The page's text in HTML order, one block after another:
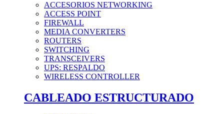
ACCESORIOS NETWORKING
ACCESS POINT
FIREWALL
MEDIA CONVERTERS
ROUTERS
SWITCHING
TRANSCEIVERS
UPS: RESPALDO
WIRELESS CONTROLLER
CABLEADO ESTRUCTURADO